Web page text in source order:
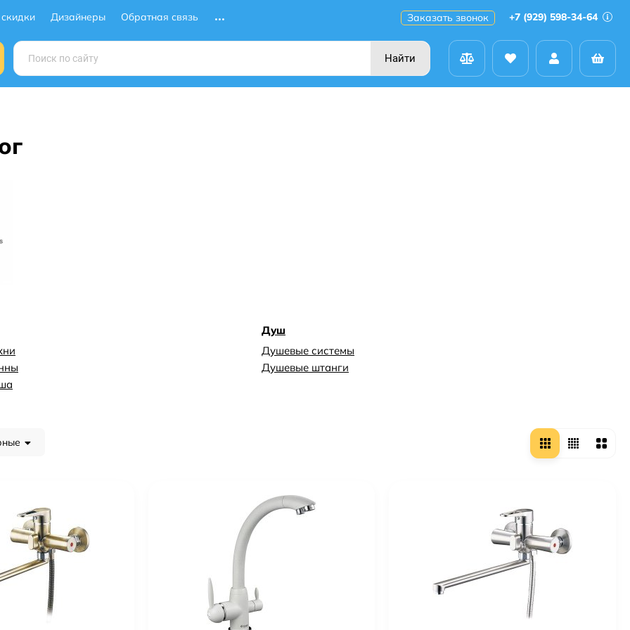
Дизайнеры Обратная связь Заказать звонок +7 (929) 598-34-64
Найти
Душ
Душевые системы
Душевые штанги